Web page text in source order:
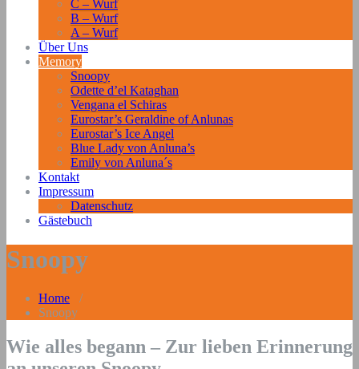
C – Wurf
B – Wurf
A – Wurf
Über Uns
Memory
Snoopy
Odette d’el Kataghan
Vengana el Schiras
Eurostar’s Geraldine of Anlunas
Eurostar’s Ice Angel
Blue Lady von Anluna’s
Emily von Anluna´s
Kontakt
Impressum
Datenschutz
Gästebuch
Snoopy
Home /
Snoopy
Wie alles begann – Zur lieben Erinnerung